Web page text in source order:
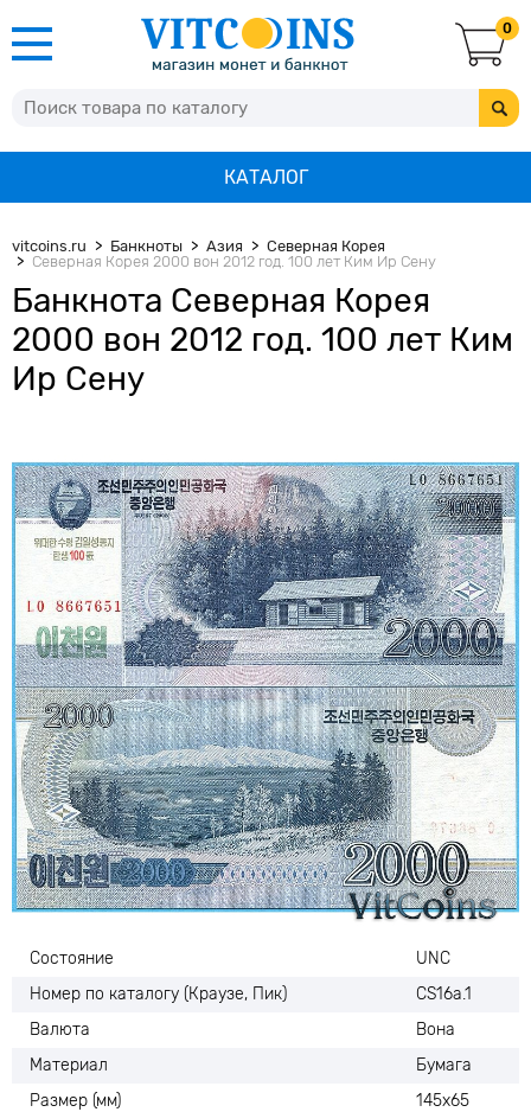
0
КАТАЛОГ
vitcoins.ru Банкноты Азия
Северная Корея
Северная Корея 2000 вон 2012 год. 100 лет Ким Ир Сену
Банкнота Северная Корея
2000 вон 2012 год. 100 лет Ким
Ир Сену
Состояние
UNC
Номер по каталогу (Краузе, Пик)
CS16a.1
Валюта
Вона
Материал
Бумага
Размер (мм)
145х65